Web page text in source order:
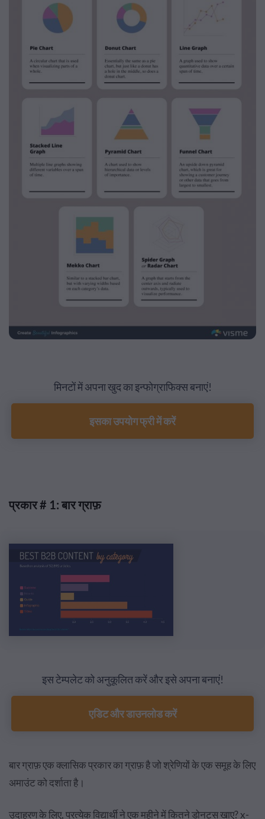
मिनटों में अपना खुद का इन्फोग्राफिक्स बनाएं!
इसका उपयोग फ्री में करें
प्रकार # 1: बार ग्राफ़
इस टेम्पलेट को अनुकूलित करें और इसे अपना बनाएं!
एडिट और डाउनलोड करें
बार ग्राफ़ एक क्लासिक प्रकार का ग्राफ़ है जो श्रेणियों के एक समूह के लिए
अमाउंट को दर्शाता है।
उदाहरण के लिए, प्रत्येक विद्यार्थी ने एक महीने में कितने डोनट्स खाए? x-